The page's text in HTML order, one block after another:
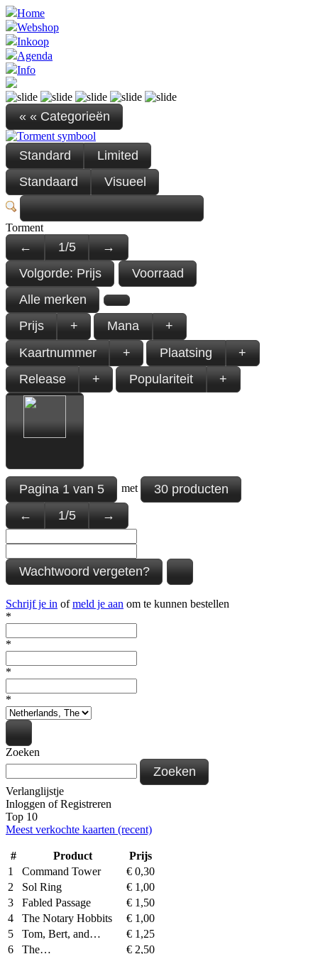
Home
Webshop
Inkoop
Agenda
Info
« « Categorieën
Standard
Limited
Standaard
Visueel
Torment
← 1/5
→
Volgorde: Prijs
Voorraad
Alle merken
Prijs
+ Mana
+
Kaartnummer
+ Plaatsing
+
Release
+ Populariteit +
Pagina1van5 met
30 producten
←
1/5 →
Wachtwoord vergeten?
Schrijf je in ofmeld je aan om te kunnen bestellen
*
*
*
*
Zoeken
Zoeken
Verlanglijstje
Inloggen ofRegistreren
Top 10
Meest verkochte kaarten (recent)
# Product
Prijs
1
Command Tower € 0,30
2
Sol Ring € 1,00
3
Fabled Passage € 1,50
4
The Notary Hobbits € 1,00
5
Tom, Bert, and… € 1,25
6
The… € 2,50